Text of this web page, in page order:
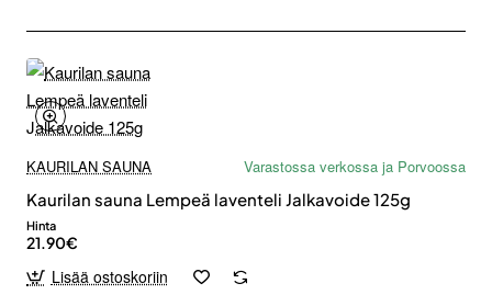
KAURILAN SAUNA
Varastossa verkossa ja Porvoossa
Kaurilan sauna Lempeä laventeli Jalkavoide 125g
Hinta
21.90€
Lisää ostoskoriin